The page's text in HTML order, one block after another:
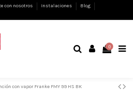
con nosotros Instalaciones
Blog
0
con vapor Franke FMY 99 HS BK